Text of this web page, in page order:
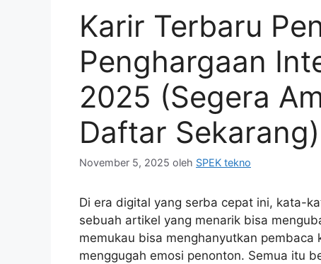
Karir Terbaru
Penghargaan
2025 (Segera
Daftar Sekarang)
November 5, 2025 oleh SPEK tekno
Di era digital yang serba cepat ini, kata-
sebuah artikel yang menarik bisa
memukau bisa menghanyutkan
menggugah emosi penonton. Semua itu